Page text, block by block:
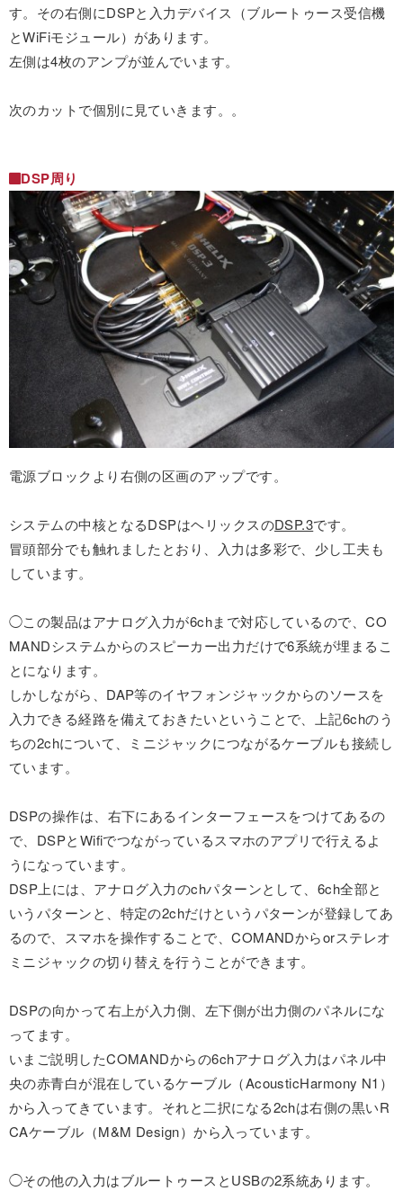
す。その右側にDSPと入力デバイス（ブルートゥース受信機
とWiFiモジュール）があります。
左側は4枚のアンプが並んでいます。
次のカットで個別に見ていきます。。
DSP周り
電源ブロックより右側の区画のアップです。
システムの中核となるDSPはヘリックスのDSP.3です。
冒頭部分でも触れましたとおり、入力は多彩で、少し工夫も
しています。
◯この製品はアナログ入力が6chまで対応しているので、CO
MANDシステムからのスピーカー出力だけで6系統が埋まるこ
とになります。
しかしながら、DAP等のイヤフォンジャックからのソースを
入力できる経路を備えておきたいということで、上記6chのう
ちの2chについて、ミニジャックにつながるケーブルも接続し
ています。
DSPの操作は、右下にあるインターフェースをつけてあるの
で、DSPとWifiでつながっているスマホのアプリで行えるよ
うになっています。
DSP上には、アナログ入力のchパターンとして、6ch全部と
いうパターンと、特定の2chだけというパターンが登録してあ
るので、スマホを操作することで、COMANDからorステレオ
ミニジャックの切り替えを行うことができます。
DSPの向かって右上が入力側、左下側が出力側のパネルにな
ってます。
いまご説明したCOMANDからの6chアナログ入力はパネル中
央の赤青白が混在しているケーブル（AcousticHarmony N1）
から入ってきています。それと二択になる2chは右側の黒いR
CAケーブル（M&M Design）から入っています。
◯その他の入力はブルートゥースとUSBの2系統あります。